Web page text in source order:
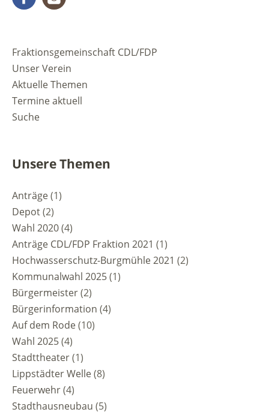
Fraktionsgemeinschaft CDL/FDP
Unser Verein
Aktuelle Themen
Termine aktuell
Suche
Unsere Themen
Anträge(1)
Depot(2)
Wahl 2020(4)
Anträge CDL/FDP Fraktion 2021 (1)
Hochwasserschutz-Burgmühle 2021 (2)
Kommunalwahl 2025(1)
Bürgermeister(2)
Bürgerinformation (4)
Auf dem Rode(10)
Wahl 2025(4)
Stadttheater(1)
Lippstädter Welle(8)
Feuerwehr(4)
Stadthausneubau (5)